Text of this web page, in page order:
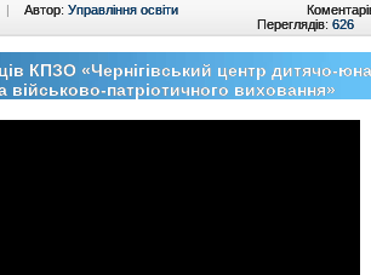
| Автор: Управління освіти
Переглядів: 626
КПЗО «Чернігівський центр дитячо-
військово-патріотичного виховання»